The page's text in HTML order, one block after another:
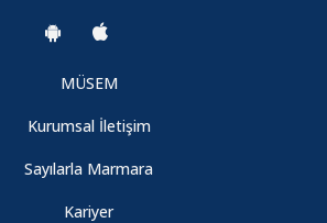
MÜSEM
Kurumsal İletişim
Sayılarla Marmara
Kariyer